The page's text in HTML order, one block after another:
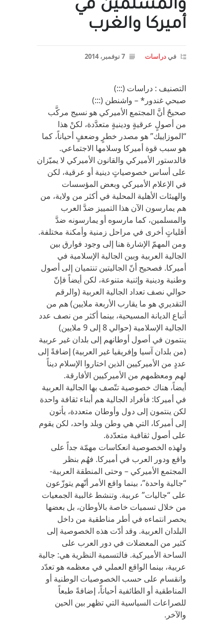
والمسلمين في
أميركا والغرب
في دراسات 7 نوفمبر، 2014
التصنيف : دراسات (:::)
صبحي غندور* – واشنطن (:::)
صحيحٌ أنَّ المجتمع الأميركي هو نسيج مركَّب
من أصولٍ عرقيةٍ ودينيةٍ متعدَّدة، لكنْ هذا
“الموزاييك” هو مصدر خطرٍ وضعفٍ أحياناً، كما
هو سبب قوة أميركا وسلامها الاجتماعي.
فالدستور الأميركي والقانون الأميركي لا يميّزان
على أساس خصوصياتٍ دينية أو عرقية، لكن
في الإعلام الأميركي وبعض المؤسسات
والهيئات الأهلية المحلية في أكثر من ولاية، من
هم يمارسون الآن هذا التمييز ضدَّ العرب
والمسلمين، كما مارسوه أو يمارسونه ضدَّ
أقلياتٍ أخرى في مراحل زمنية وأمكنة مختلفة.
ومن المهمّ الإشارة هنا إلى وجود فوارق بين
الجالية العربية وبين الجالية الإسلامية في
أميركا. فصحيح أنّ الجاليتين تنتميان إلى أصول
وطنية ودينية وإثنية متنوعة، لكن أيضاً فإنّ
حوالي نصف تعداد الجالية العربية (والرقم
التقديري هو ما يقارب الأربعة ملايين) هم من
أتباع الديانة المسيحية، بينما أكثر من نصف عدد
الجالية الإسلامية (حوالي 8 إلى 9 ملايين)
ينتمون في أصول أوطانهم إلى بلدان غير عربية
(من بلدان آسيا وإفريقيا غير العربية) إضافةً إلى
عددٍ من الأميركيين الذين اختاروا الإسلام ديناً
لهم ومعظمهم من الأميركيين الأفارقة.
أيضاً، هناك خصوصية تتّصف بها الجالية العربية
في أميركا: فأفراد الجالية هم أبناء ثقافة واحدة
لكن ينتمون إلى دول وأوطان متعددة، يأتون
إلى أميركا، التي هي وطن وبلد واحد، لكن يقوم
على أصول ثقافية متعدّدة.
ولهذه الخصوصية انعكاسات مهمّة جداً على
واقع ودور العرب في أميركا. فهُم بنظر
المجتمع الأميركي – وحتى المنطقة العربية-
“جالية واحدة”، بينما واقع الأمر أنّهم يتوزّعون
على “جاليات” عربية. وتنشط غالبية الجمعيات
من خلال تسميات خاصة بالأوطان، بل بعضها
يحصر انتماءه في أطر مناطقية من داخل
البلدان العربية. وقد أدّت هذه الخصوصية إلى
كثير من المعضلات في دور العرب على
الساحة الأميركية. فالتسمية النظرية هي: جالية
عربية، بينما الواقع العملي في معظمه هو تعدّد
وانقسام على حسب الخصوصيات الوطنية أو
المناطقية أو الطائفية أحياناً، إضافةً طبعاً
للصراعات السياسية التي تظهر بين الحين
والآخر.